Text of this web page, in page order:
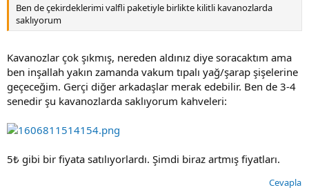
Ben de çekirdeklerimi valfli paketiyle birlikte kilitli kavanozlarda
saklıyorum
Kavanozlar çok şıkmış, nereden aldınız diye soracaktım ama
ben inşallah yakın zamanda vakum tıpalı yağ/şarap şişelerine
geçeceğim. Gerçi diğer arkadaşlar merak edebilir. Ben de 3-4
senedir şu kavanozlarda saklıyorum kahveleri:
5₺ gibi bir fiyata satılıyorlardı. Şimdi biraz artmış fiyatları.
Cevapla